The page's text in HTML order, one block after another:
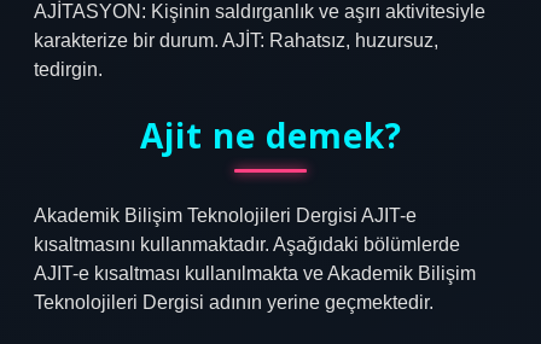
AJİTASYON: Kişinin saldırganlık ve aşırı aktivitesiyle
karakterize bir durum. AJİT: Rahatsız, huzursuz,
tedirgin.
Ajit ne demek?
Akademik Bilişim Teknolojileri Dergisi AJIT-e
kısaltmasını kullanmaktadır. Aşağıdaki bölümlerde
AJIT-e kısaltması kullanılmakta ve Akademik Bilişim
Teknolojileri Dergisi adının yerine geçmektedir.